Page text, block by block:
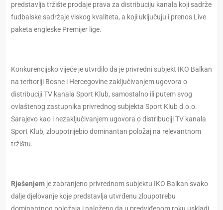
predstavlja tržište prodaje prava za distribuciju kanala koji sadrže
fudbalske sadržaje viskog kvaliteta, a koji uključuju i prenos Live
paketa engleske Premijer lige.
Konkurencijsko vijeće je utvrdilo da je privredni subjekt IKO Balkan
na teritoriji Bosne i Hercegovine zaključivanjem ugovora o
distribuciji TV kanala Sport Klub, samostalno ili putem svog
ovlaštenog zastupnika privrednog subjekta Sport Klub d.o.o.
Sarajevo kao i nezaključivanjem ugovora o distribuciji TV kanala
Sport Klub, zloupotrijebio dominantan položaj na relevantnom
tržištu.
Rješenjem je zabranjeno privrednom subjektu IKO Balkan svako
dalje djelovanje koje predstavlja utvrđenu zloupotrebu